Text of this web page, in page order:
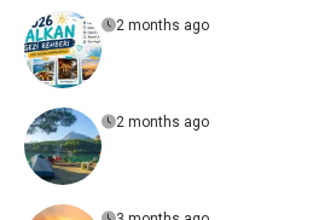
2 months ago
2 months ago